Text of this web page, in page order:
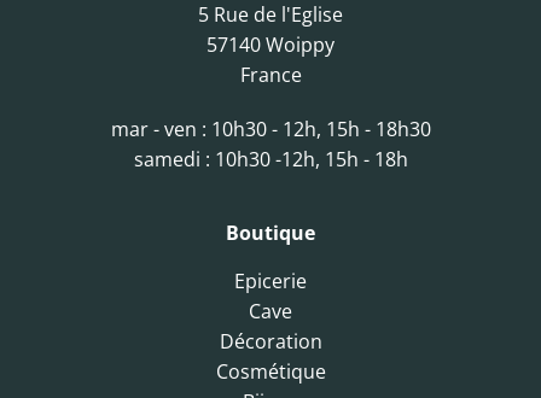
5 Rue de l'Eglise
57140 Woippy
France
mar - ven : 10h30 - 12h, 15h - 18h30
samedi : 10h30 -12h, 15h - 18h
Boutique
Epicerie
Cave
Décoration
Cosmétique